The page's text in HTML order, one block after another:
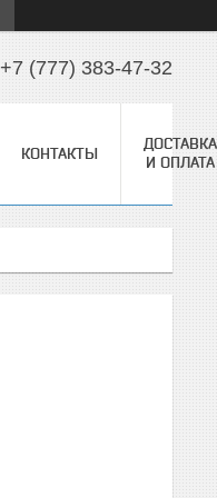
+7 (777) 383-47-32
КОНТАКТЫ
ДОСТАВКА
И ОПЛАТА